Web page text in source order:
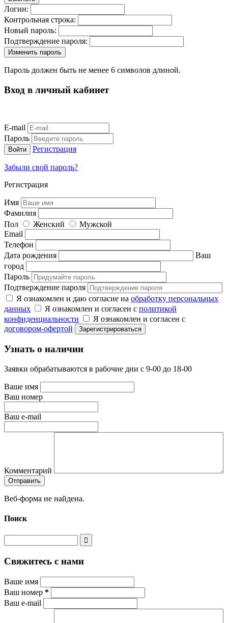
Логин:
Контрольная строка:
Новый пароль:
Подтверждение пароля:
Пароль должен быть не менее 6 символов длиной.
Вход в личный кабинет
E-mail
Пароль
Регистрация
Забыли свой пароль?
Регистрация
Имя
Фамилия
Пол
Женский
Мужской
Email
Телефон
Дата рождения
Ваш
город
Пароль
Подтверждение пароля
Я ознакомлен и даю согласие на обработку персональных
данных
Я ознакомлен и согласен с политикой
конфиденциальности
Я ознакомлен и согласен с
договором-офертой
Узнать о наличии
Заявки обрабатываются в рабочие дни с 9-00 до 18-00
Ваше имя
Ваш номер
Ваш e-mail
Комментарий
Веб-форма не найдена.
Поиск
Свяжитесь с нами
Ваше имя
Ваш номер *
Ваш e-mail